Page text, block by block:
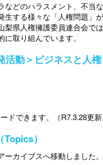
などのハラスメント、不当
生する様々な「人権問題」
梨県人権擁護委員連合会で
取り組んでいます。
活動＞ビジネスと人権
ドできます。（R7.3.28更
）
ーカイブスへ移動しました。